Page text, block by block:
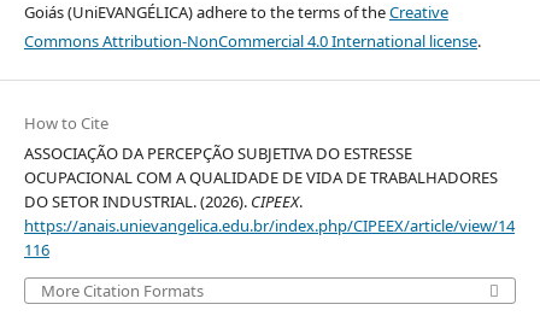
Goiás (UniEVANGÉLICA) adhere to the terms of theCreative
Commons Attribution-NonCommercial 4.0 International license.
How to Cite
ASSOCIAÇÃO DA PERCEPÇÃO SUBJETIVA DO ESTRESSE
OCUPACIONAL COM A QUALIDADE DE VIDA DE TRABALHADORES
DO SETOR INDUSTRIAL. (2026). CIPEEX.
https://anais.unievangelica.edu.br/index.php/CIPEEX/article/view/14
116
More Citation Formats